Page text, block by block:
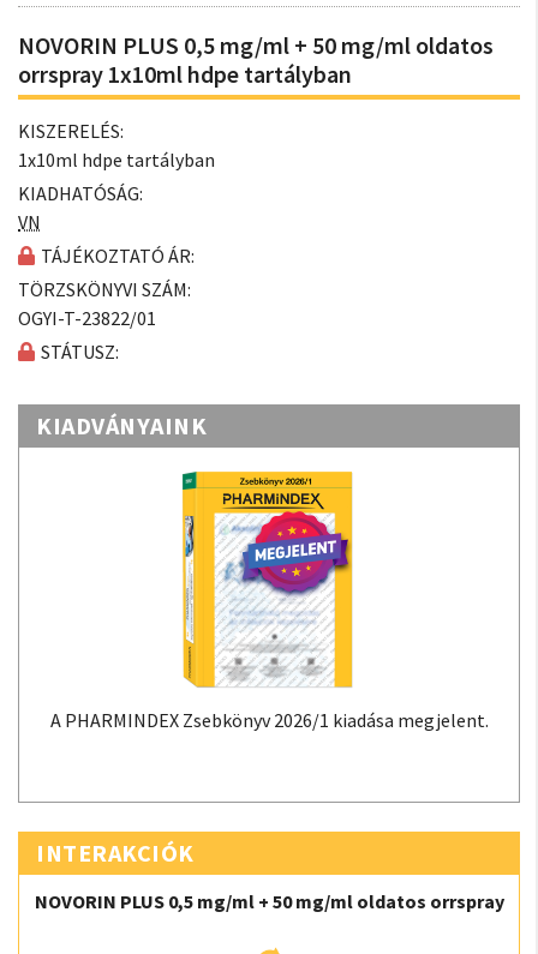
NOVORIN PLUS 0,5 mg/ml + 50 mg/ml oldatos
orrspray 1x10ml hdpe tartályban
KISZERELÉS:
1x10ml hdpe tartályban
KIADHATÓSÁG:
VN
TÁJÉKOZTATÓ ÁR:
TÖRZSKÖNYVI SZÁM:
OGYI-T-23822/01
STÁTUSZ:
KIADVÁNYAINK
A PHARMINDEX Zsebkönyv 2026/1 kiadása megjelent.
INTERAKCIÓK
NOVORIN PLUS 0,5 mg/ml + 50 mg/ml oldatos orrspray